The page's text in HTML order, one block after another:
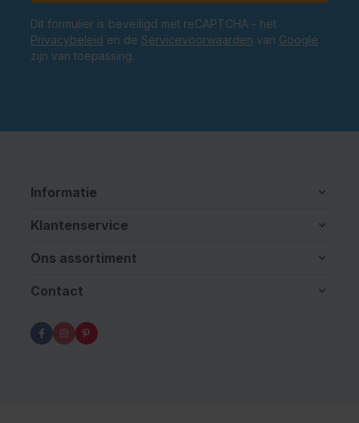
Dit formulier is beveiligd met reCAPTCHA - het
Privacybeleid en de Servicevoorwaarden van Google
zijn van toepassing.
Informatie
Klantenservice
Ons assortiment
Contact